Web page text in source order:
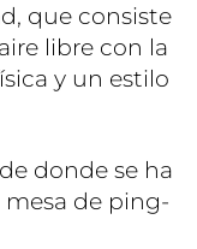
que consiste
libre con la
y un estilo
donde se ha
de ping-